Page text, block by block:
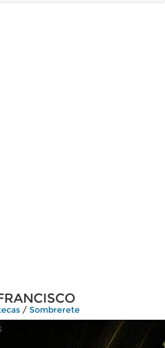
/ Sombrerete